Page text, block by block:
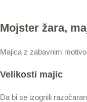
Mojster žara,
Majica z zabavnim
Velikosti majic
Da bi se izognili